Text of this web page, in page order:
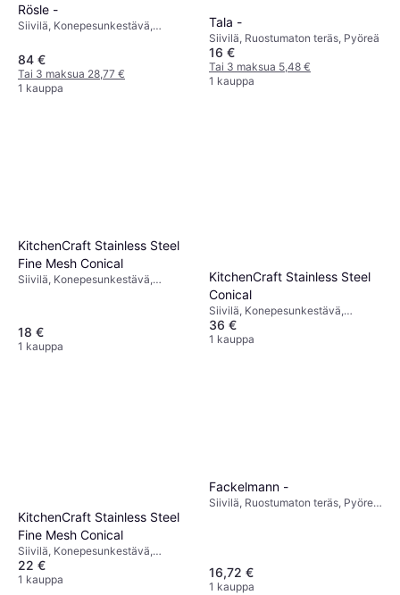
Rösle -
Siivilä, Konepesunkestävä,
Hopea
84 €
Tai 3 maksua 28,77 €
1 kauppa
Tala -
Siivilä, Ruostumaton teräs, Pyöreä
16 €
Tai 3 maksua 5,48 €
1 kauppa
KitchenCraft Stainless Steel
Fine Mesh Conical
Siivilä, Konepesunkestävä,
18 €
1 kauppa
KitchenCraft Stainless Steel
Conical
Siivilä, Konepesunkestävä,
Ruostumaton teräs Väri:
Ruostumaton Teräs
36 €
1 kauppa
KitchenCraft Stainless Steel
Fine Mesh Conical
Siivilä, Konepesunkestävä,
Ruostumaton teräs Väri:
Ruostumaton Teräs, Hopea
22 €
1 kauppa
Fackelmann -
Siivilä, Ruostumaton teräs, Pyöreä
16,72 €
1 kauppa